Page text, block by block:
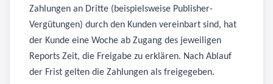
Zahlungen an Dritte (beispielsweise Publisher-
Vergütungen) durch den Kunden vereinbart sind, hat
der Kunde eine Woche ab Zugang des jeweiligen
Reports Zeit, die Freigabe zu erklären. Nach Ablauf
der Frist gelten die Zahlungen als freigegeben.